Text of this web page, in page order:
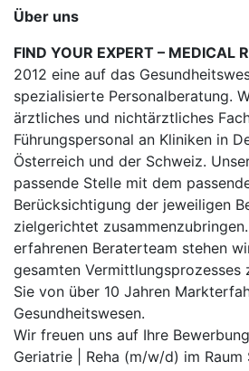
Über uns
FIND YOUR EXPERT – MEDICAL
2012 eine auf das
spezialisierte Personalberatung.
ärztliches und nichtärztliches
Führungspersonal an Kliniken in
Österreich und der Schweiz.
passende Stelle mit dem
Berücksichtigung der jeweiligen
zielgerichtet
erfahrenen Beraterteam stehen
gesamten Vermittlungsprozesses
Sie von über 10 Jahren
Gesundheitswesen.
Wir freuen uns auf Ihre
Geriatrie | Reha (m/w/d) im